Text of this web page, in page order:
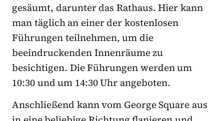
gesäumt, darunter das Rathaus. Hier kann
man täglich an einer der kostenlosen
Führungen teilnehmen, um die
beeindruckenden Innenräume zu
besichtigen. Die Führungen werden um
10:30 und um 14:30 Uhr angeboten.
Anschließend kann vom George Square aus